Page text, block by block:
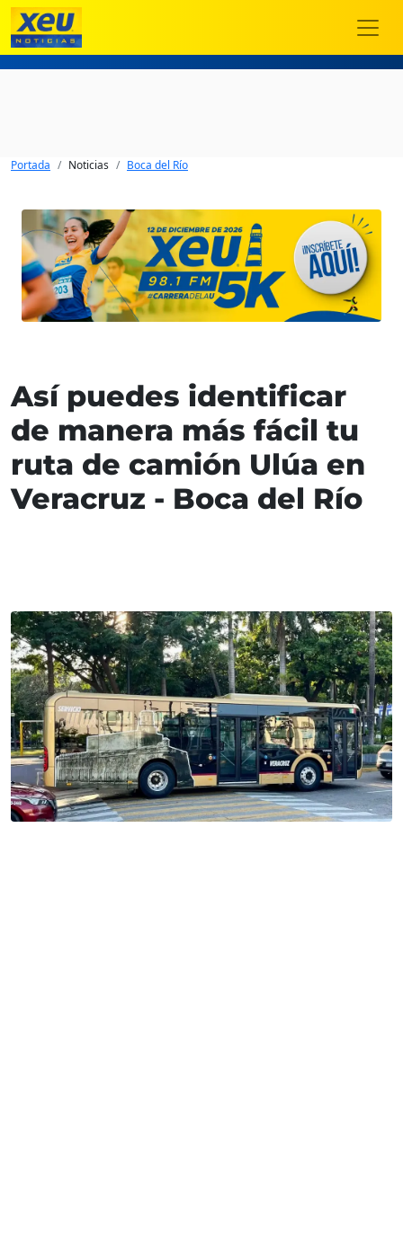
Portada Noticias Boca del Río
Así puedes identificar
de manera más fácil tu
ruta de camión Ulúa en
Veracruz - Boca del Río